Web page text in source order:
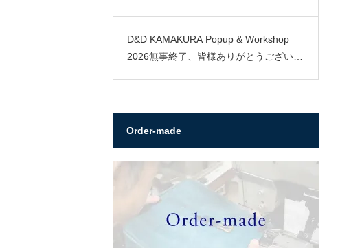
D&D KAMAKURA Popup & Workshop
2026無事終了、皆様ありがとうございま
Order-made